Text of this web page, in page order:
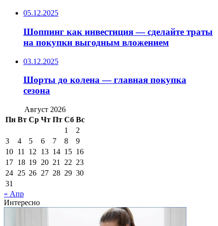
05.12.2025
Шоппинг как инвестиция — сделайте траты
на покупки выгодным вложением
03.12.2025
Шорты до колена — главная покупка
сезона
Август 2026
Пн Вт Ср Чт Пт Сб Вс
1
2
3
4 5 6 7 8
9
10 11 12 13 14 15 16
17 18 19 20 21 22 23
24 25 26 27 28 29 30
31
« Апр
Интересно